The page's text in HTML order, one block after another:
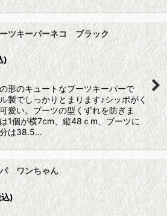
ツキーパーネコ ブラック
)
形のキュートなブーツキーパーで
製でしっかりとまります♪シッポがく
愛い。ブーツの型くずれを防ぎま
1個が横7cm、縦48ｃm、ブーツに
は38.5…
ワンちゃん
)